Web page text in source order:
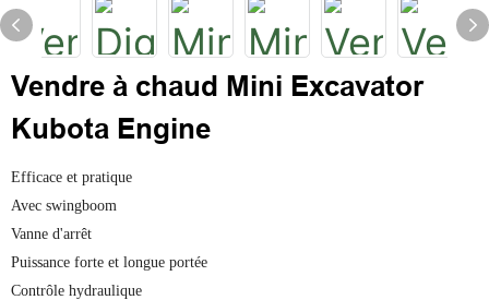
Vendre à chaud Mini Excavator
Kubota Engine
Efficace et pratique
Avec swingboom
Vanne d'arrêt
Puissance forte et longue portée
Contrôle hydraulique